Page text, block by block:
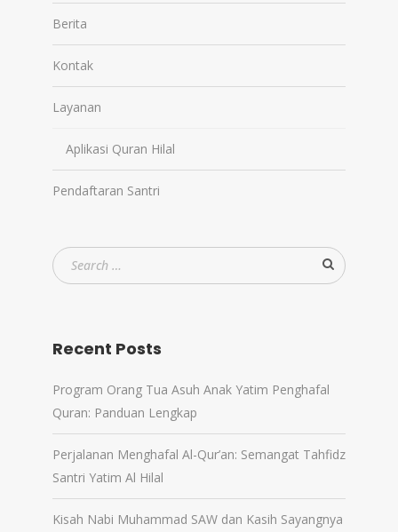
Berita
Kontak
Layanan
Aplikasi Quran Hilal
Pendaftaran Santri
Recent Posts
Program Orang Tua Asuh Anak Yatim Penghafal
Quran: Panduan Lengkap
Perjalanan Menghafal Al-Qur’an: Semangat Tahfidz
Santri Yatim Al Hilal
Kisah Nabi Muhammad SAW dan Kasih Sayangnya